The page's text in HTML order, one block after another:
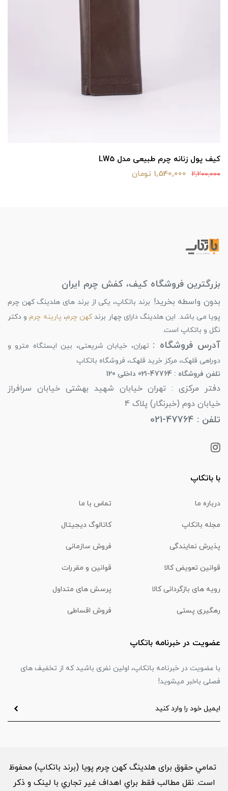
کیف پول زنانه چرم طبیعی مدل LW5
2,200,000 1,540,000 تومان
بزرگترین فروشگاه کیف، کفش چرم ایران
بدون واسطه بخرید! برند باتکاپ، یکی از برند های هلدینگ کهن چرم
پویا می باشد. این هلدینگ دارای چهار برندکهن چرم، پارینه چرمو دکتر
نگل و باتکاپ است.
آدرس فروشگاه : تهران، خیابان شریعتی، بین ایستگاه مترو و
دوراهی قلهک، مرکز خرید قلهک، فروشگاه باتکاپ
تلفن فروشگاه : 47764-021 داخلی 120
دفتر مرکزی : تهران خیابان شهید بهشتی خیابان سرافراز
خیابان دوم (خبرنگار) پلاک 4
تلفن : 47764-021
با باتکاپ
درباره ما تماس با ما
مجله باتکاپ کاتالوگ دیجیتال
پذیرش نمایندگی فروش سازمانی
قوانین تعویض کالا قوانین و مقررات
رویه های بازگردانی کالا پرسش های متداول
رهگیری پستی فروش اقساطی
عضویت در خبرنامه باتکاپ
با عضویت در خبرنامه باتکاپ، اولین نفری باشید که از تخفیف های
فصلی باخبر میشوید!
تمامي حقوق برای هلدینگ کهن چرم پویا (برند باتکاپ) محفوظ
است. نقل مطالب فقط براي اهداف غير تجاري با لینک و ذکر